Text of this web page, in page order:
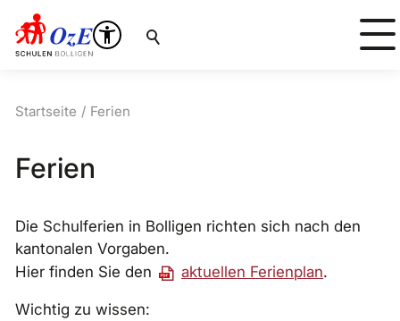
Suche
Startseite Ferien
Ferien
Die Schulferien in Bolligen richten sich nach den
kantonalen Vorgaben.
Hier finden Sie den
aktuellen Ferienplan.
Wichtig zu wissen: